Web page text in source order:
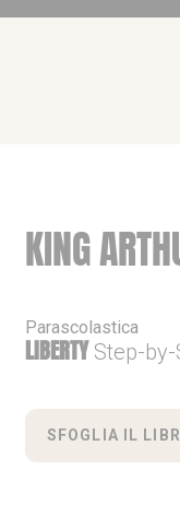
KING
Parascolastica
LIBERTY Step-by-
SFOGLIA IL